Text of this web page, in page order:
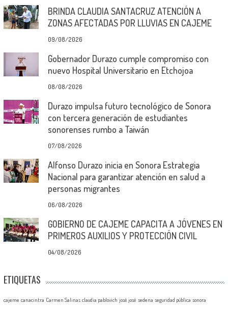
BRINDA CLAUDIA SANTACRUZ ATENCIÓN A
ZONAS AFECTADAS POR LLUVIAS EN CAJEME
09/08/2026
Gobernador Durazo cumple compromiso con
nuevo Hospital Universitario en Etchojoa
08/08/2026
Durazo impulsa futuro tecnológico de Sonora
con tercera generación de estudiantes
sonorenses rumbo a Taiwán
07/08/2026
Alfonso Durazo inicia en Sonora Estrategia
Nacional para garantizar atención en salud a
personas migrantes
06/08/2026
GOBIERNO DE CAJEME CAPACITA A JÓVENES EN
PRIMEROS AUXILIOS Y PROTECCIÓN CIVIL
04/08/2026
ETIQUETAS
cajeme canacintra Carmen Salinas claudia pablovich josé josé sedena seguridad pública sonora